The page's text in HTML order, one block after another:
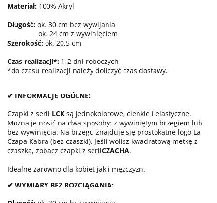
Materiał: 100% Akryl
Długość: ok. 30 cm bez wywijania
ok. 24 cm z wywinięciem
Szerokość: ok. 20,5 cm
Czas realizacji*: 1-2 dni roboczych
*do czasu realizacji należy doliczyć czas dostawy.
✔ INFORMACJE OGÓLNE:
Czapki z serii LCK są jednokolorowe, cienkie i elastyczne.
Można je nosić na dwa sposoby: z wywiniętym brzegiem lub
bez wywinięcia. Na brzegu znajduje się prostokątne logo La
Czapa Kabra (bez czaszki). Jeśli wolisz kwadratową metkę z
czaszką, zobacz czapki z seriiCZACHA.
Idealne zarówno dla kobiet jak i mężczyzn.
✔ WYMIARY BEZ ROZCIĄGANIA: